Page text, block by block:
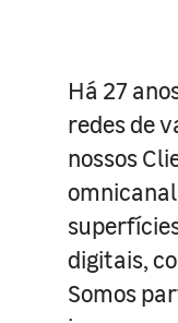
Há 27
redes de
nossos
digitais,
Somos